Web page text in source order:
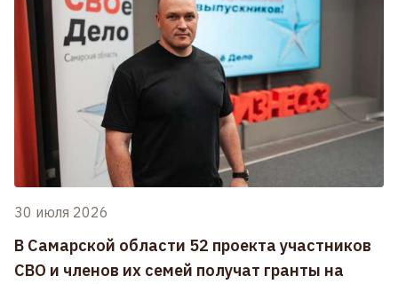
30 июля 2026
В Самарской области 52 проекта участников
СВО и членов их семей получат гранты на